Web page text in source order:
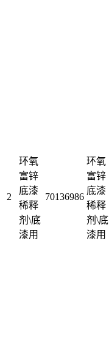
2
环氧
富锌
底漆
稀释
剂\底
漆用
70136986
环氧
富锌
底漆
稀释
剂\底
漆用